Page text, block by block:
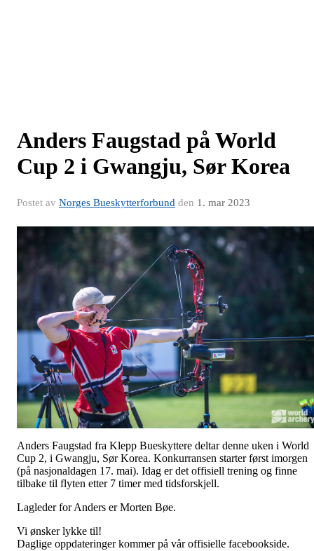
Anders Faugstad på World
Cup 2 i Gwangju, Sør Korea
Postet av Norges Bueskytterforbund den 1. mar 2023
Anders Faugstad fra Klepp Bueskyttere deltar denne uken i World
Cup 2, i Gwangju, Sør Korea. Konkurransen starter først imorgen
(på nasjonaldagen 17. mai). Idag er det offisiell trening og finne
tilbake til flyten etter 7 timer med tidsforskjell.
Lagleder for Anders er Morten Bøe.
Vi ønsker lykke til!
Daglige oppdateringer kommer på vår offisielle facebookside.